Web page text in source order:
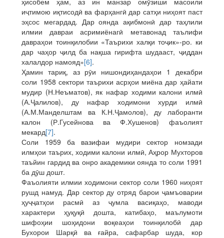
иҷтимою иқтисодӣ ва фарҳангӣ дар сатҳи ниҳоят паст
эҳсос мегардад. Дар оянда ақибмонӣ дар таҳлили
илмии давраи асримиёнагӣ метавонад таълифи
давраҳои тоинқилобии «Таърихи халқи тоҷик»-ро. ки
дар чаҳор ҷилд ба нақша гирифта шудааст, ҷиддан
халалдор намояд»[6].
Ҳамин тариқ, аз рӯи нишондиҳандаҳои 1 декабри
соли 1958 сектори таърихи асрҳои миёна дар ҳайати
мудир (Н.Неъматов), як нафар ходими калони илмӣ
(А.Ҷалилов), ду нафар ходимони хурди илмӣ
(А.М.Манделштам ва К.Н.Ҷамолов), ду лаборанти
калон (Р.Гусейнова ва Ф.Хушенов) фаъолият
мекард[7].
Соли 1959 ба вазифаи мудири сектор номзади
илмҳои таърих, ходими калони илмӣ, Аҳрор Мухторов
таъйин гардид ва онро академики оянда то соли 1991
ба дӯш дошт.
Фаъолияти илмии ходимони сектор соли 1960 ниҳоят
рушд намуд. Дар сектор ду отряд барои ҷамъоварии
ҳуҷҷатҳои расмӣ аз ҷумла васиқаҳо, маводи
характери ҳуқуқӣ дошта, катибаҳо, маълумоти
шифоҳии шоҳидони воқеаҳои тоинқилобӣ дар
Бухорои Шарқӣ ва ғайра, сафарбар шуда, кор